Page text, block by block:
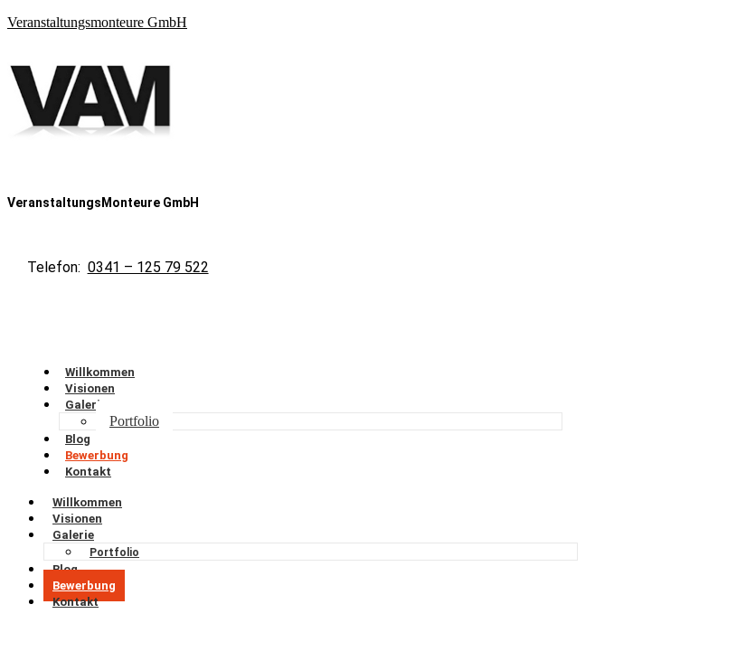
Veranstaltungsmonteure GmbH
VeranstaltungsMonteure GmbH
Telefon: 0341 – 125 79 522
Willkommen
Visionen
Galerie
Portfolio
Blog
Bewerbung
Kontakt
Willkommen
Visionen
Galerie
Portfolio
Blog
Bewerbung
Kontakt